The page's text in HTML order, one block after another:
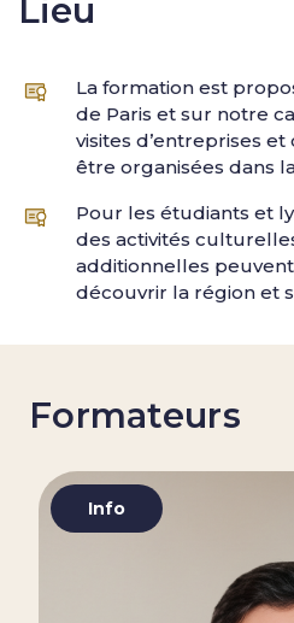
Lieu
La formation est
de Paris et sur notre
visites d’entreprises
être organisées dans
Pour les étudiants et
des activités
additionnelles
découvrir la région et
Formateurs
Info